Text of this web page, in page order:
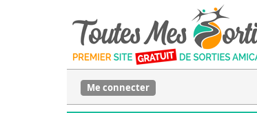
Me connecter